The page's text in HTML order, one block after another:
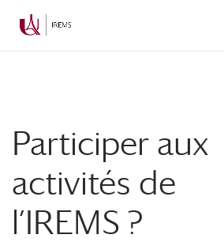
Participer aux
activités de
l’IREMS ?